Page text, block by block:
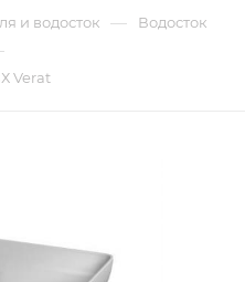
и водосток — Водосток
Verat